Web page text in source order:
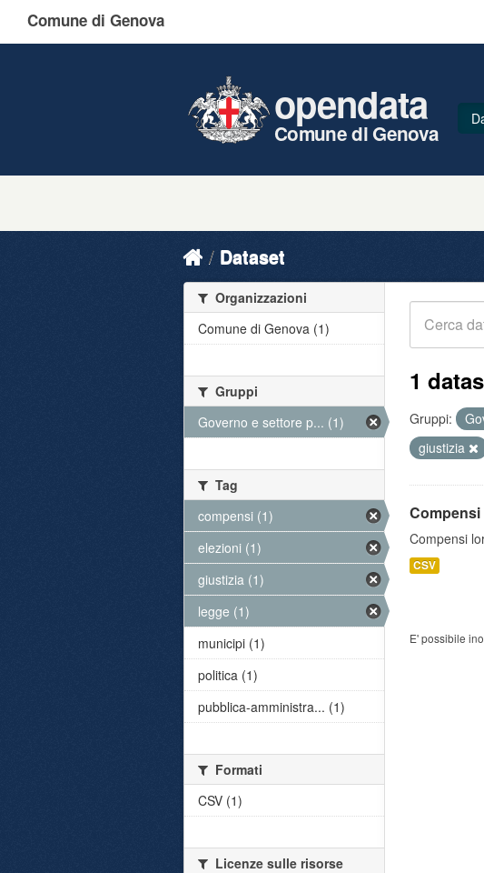
Comune di Genova
opendata
Comune di Genova
Dataset
1
Gruppi:
giustizia
Compensi
CSV
E' possibile
Organizzazioni
Comune di Genova (1)
Gruppi
Governo e settore p... (1)
Tag
compensi (1)
elezioni (1)
giustizia (1)
legge (1)
municipi (1)
politica (1)
pubblica-amministra... (1)
Formati
CSV (1)
Licenze sulle risorse